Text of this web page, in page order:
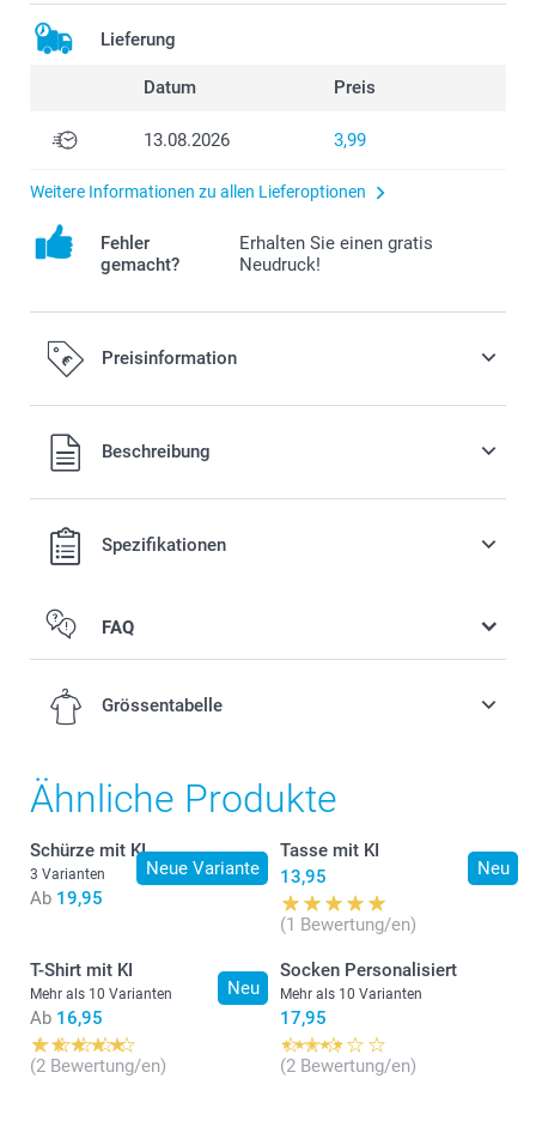
Lieferung
Datum Preis
13.08.2026 3,99
Weitere Informationen zu allen Lieferoptionen
Fehler
gemacht?
Erhalten Sie einen gratis
Neudruck!
Preisinformation
Alle Preise verstehen sich in EURO (€) inkl. MwSt. und zzgl.
Versandkosten.Beschreibung
Spezifikationen
FAQ
Auf links waschen bei 40 °C
Grössentabelle
70 cm
49,5 cm
18 cm
M
71,5 cm
Ähnliche Produkte
Neue Variante
Schürze mit KI
3 Varianten
Ab 19,95
Neu
Tasse mit KI
13,95
(1 Bewertung/en)
Neu
T-Shirt mit KI
Mehr als 10 Varianten
Ab 16,95
(2 Bewertung/en)
Socken Personalisiert
Mehr als 10 Varianten
17,95
(2 Bewertung/en)